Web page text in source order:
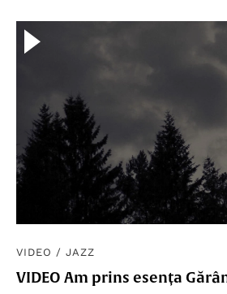
VIDEO /JAZZ
VIDEO Am prins esența